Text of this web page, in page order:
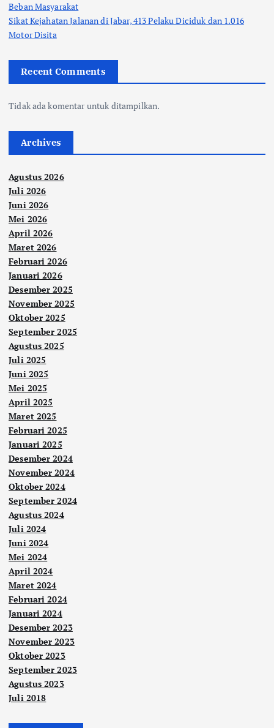
Beban Masyarakat
Sikat Kejahatan Jalanan di Jabar, 413 Pelaku Diciduk dan 1.016
Motor Disita
Recent Comments
Tidak ada komentar untuk ditampilkan.
Archives
Agustus 2026
Juli 2026
Juni 2026
Mei 2026
April 2026
Maret 2026
Februari 2026
Januari 2026
Desember 2025
November 2025
Oktober 2025
September 2025
Agustus 2025
Juli 2025
Juni 2025
Mei 2025
April 2025
Maret 2025
Februari 2025
Januari 2025
Desember 2024
November 2024
Oktober 2024
September 2024
Agustus 2024
Juli 2024
Juni 2024
Mei 2024
April 2024
Maret 2024
Februari 2024
Januari 2024
Desember 2023
November 2023
Oktober 2023
September 2023
Agustus 2023
Juli 2018